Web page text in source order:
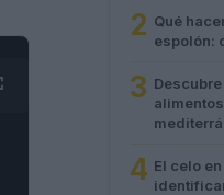
2 Qué
espolón:
3
4 El celo